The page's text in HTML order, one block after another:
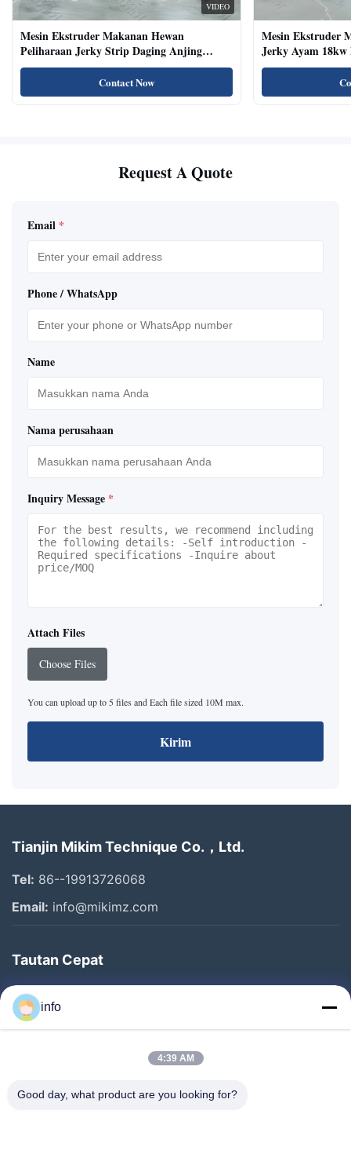
VIDEO
Mesin Ekstruder Makanan Hewan
Peliharaan Jerky Strip Daging Anjing
Dengan Sistem Baki Otomatis
Contact Now
Mesin Ekstruder
Jerky Ayam
Kucing Kering
Request A Quote
Email *
Phone / WhatsApp
Name
Nama perusahaan
Inquiry Message *
Attach Files
Choose Files
You can upload up to 5 files and Each file sized 10M max.
Kirim
Tianjin Mikim Technique Co.，Ltd.
Tel: 86--19913726068
Email: info@mikimz.com
Tautan Cepat
Rumah
Produk
Tur Pabrik
info
4:39 AM
Good day, what product are you looking for?